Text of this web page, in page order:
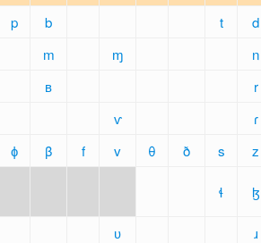
p b t d
m ɱ n
ʙ r
ⱱ ɾ
ɸ β f v θ ð s z
ɬ ɮ
ʋ ɹ